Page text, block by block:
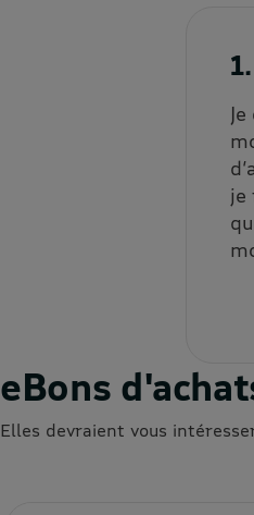
je
eBons
Elles devraient vous